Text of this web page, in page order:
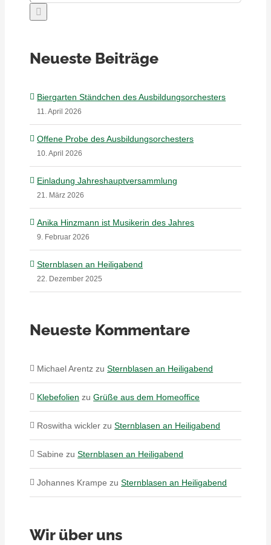
Neueste Beiträge
Biergarten Ständchen des Ausbildungsorchesters
11. April 2026
Offene Probe des Ausbildungsorchesters
10. April 2026
Einladung Jahreshauptversammlung
21. März 2026
Anika Hinzmann ist Musikerin des Jahres
9. Februar 2026
Sternblasen an Heiligabend
22. Dezember 2025
Neueste Kommentare
Michael Arentz zuSternblasen an Heiligabend
Klebefolien zuGrüße aus dem Homeoffice
Roswitha wickler zuSternblasen an Heiligabend
Sabine zuSternblasen an Heiligabend
Johannes Krampe zuSternblasen an Heiligabend
Wir über uns